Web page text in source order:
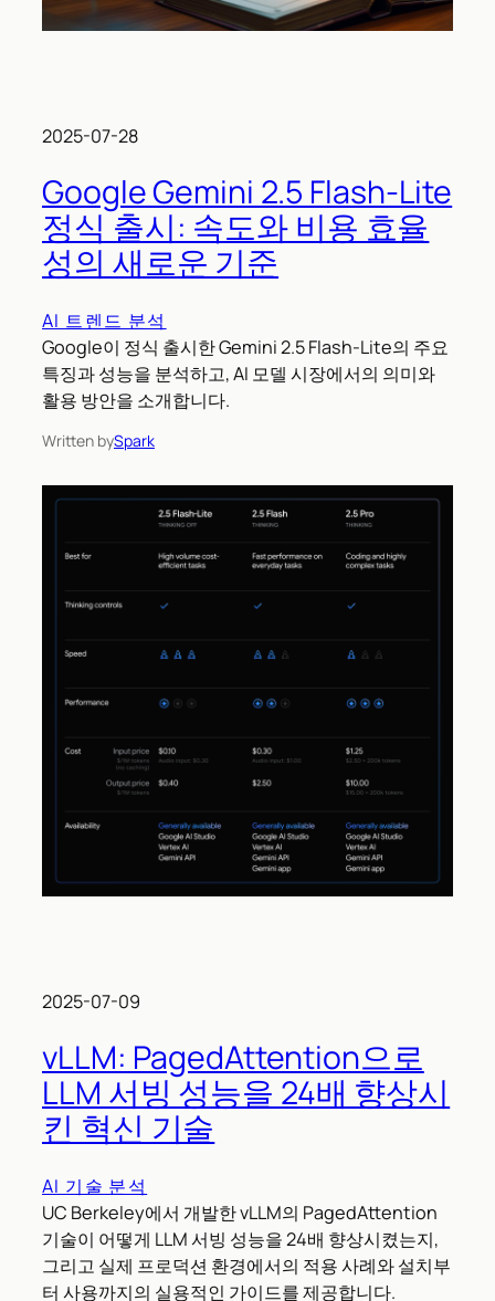
2025-07-28
Google Gemini 2.5 Flash-Lite
정식 출시: 속도와 비용 효율
성의 새로운 기준
AI 트렌드 분석
Google이 정식 출시한 Gemini 2.5 Flash-Lite의 주요
특징과 성능을 분석하고, AI 모델 시장에서의 의미와
활용 방안을 소개합니다.
Written bySpark
2025-07-09
vLLM: PagedAttention으로
LLM 서빙 성능을 24배 향상시
킨 혁신 기술
AI 기술 분석
UC Berkeley에서 개발한 vLLM의 PagedAttention
기술이 어떻게 LLM 서빙 성능을 24배 향상시켰는지,
그리고 실제 프로덕션 환경에서의 적용 사례와 설치부
터 사용까지의 실용적인 가이드를 제공합니다.